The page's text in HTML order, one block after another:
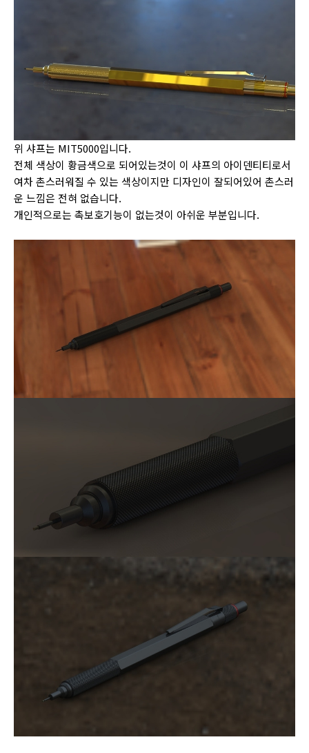
위 샤프는 MIT5000입니다.
전체 색상이 황금색으로 되어있는것이 이 샤프의 아이덴티티로서
여차 촌스러워질 수 있는 색상이지만 디자인이 잘되어있어 촌스러
운 느낌은 전혀 없습니다.
개인적으로는 촉보호기능이 없는것이 아쉬운 부분입니다.